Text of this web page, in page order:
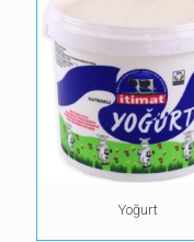
Yoğurt